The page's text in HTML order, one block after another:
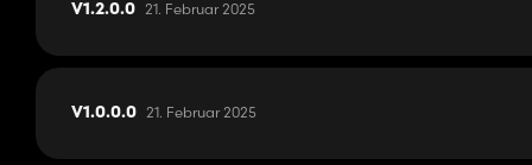
V1.2.0.0 21. Februar 2025
V1.0.0.0 21. Februar 2025